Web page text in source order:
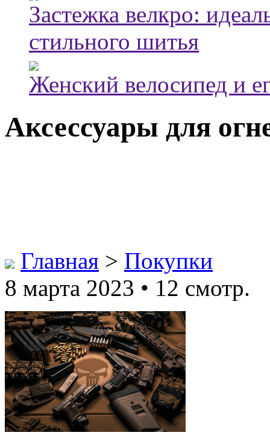
Застежка велкро:
стильного шитья
Женский велосипед и
Аксессуары для
Главная > Покупки
8 марта 2023 • 12 смотр.